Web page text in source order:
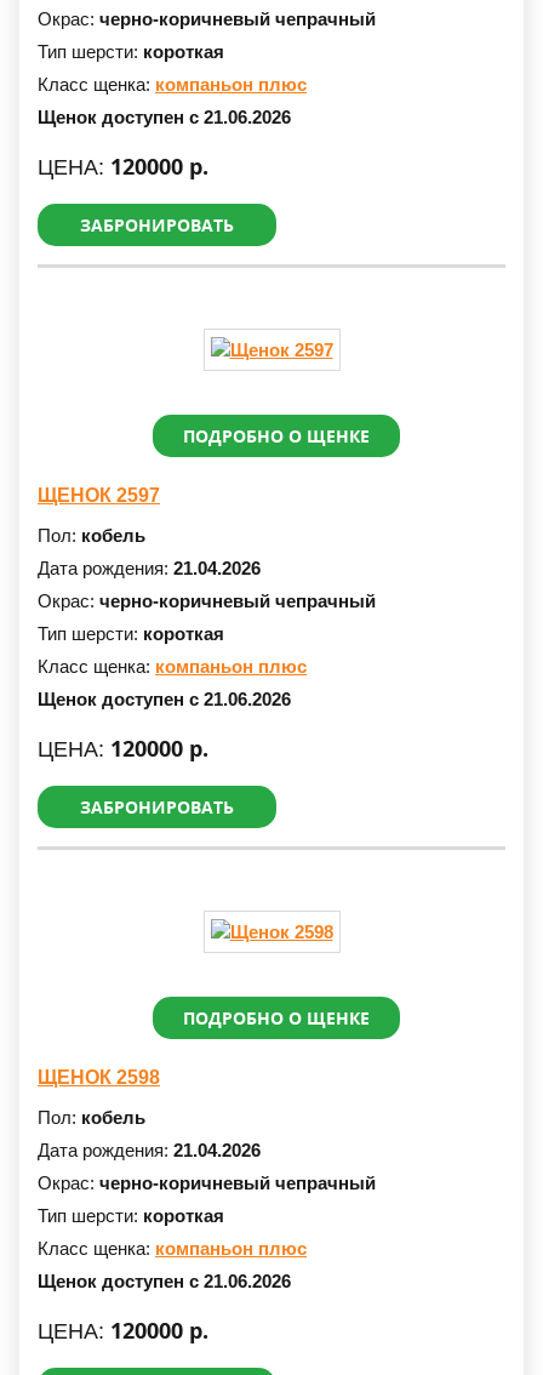
Окрас: черно-коричневый чепрачный
Тип шерсти: короткая
Класс щенка: компаньон плюс
Щенок доступен с 21.06.2026
ЦЕНА: 120000 р.
ЗАБРОНИРОВАТЬ
ПОДРОБНО О ЩЕНКЕ
ЩЕНОК 2597
Пол: кобель
Дата рождения: 21.04.2026
Окрас: черно-коричневый чепрачный
Тип шерсти: короткая
Класс щенка: компаньон плюс
Щенок доступен с 21.06.2026
ЦЕНА: 120000 р.
ЗАБРОНИРОВАТЬ
ПОДРОБНО О ЩЕНКЕ
ЩЕНОК 2598
Пол: кобель
Дата рождения: 21.04.2026
Окрас: черно-коричневый чепрачный
Тип шерсти: короткая
Класс щенка: компаньон плюс
Щенок доступен с 21.06.2026
ЦЕНА: 120000 р.